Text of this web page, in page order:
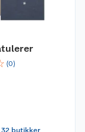
(0)
32 butikker